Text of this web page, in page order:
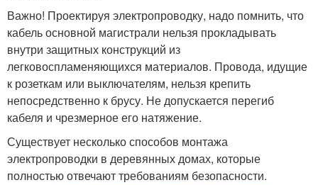
Важно! Проектируя электропроводку, надо помнить, что
кабель основной магистрали нельзя прокладывать
внутри защитных конструкций из
легковоспламеняющихся материалов. Провода, идущие
к розеткам или выключателям, нельзя крепить
непосредственно к брусу. Не допускается перегиб
кабеля и чрезмерное его натяжение.
Существует несколько способов монтажа
электропроводки в деревянных домах, которые
полностью отвечают требованиям безопасности.